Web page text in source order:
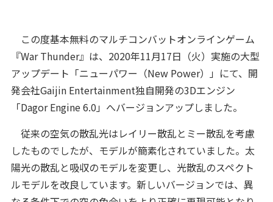
この度基本無料のマルチコンバットオンラインゲーム
『War Thunder』は、2020年11月17日（火）実施の大型
アップデート「ニューパワー（New Power）」にて、開
発会社Gaijin Entertainment独自開発の3Dエンジン
「Dagor Engine 6.0」へバージョンアップしました。
従来の空気の散乱光はレイリー散乱とミー散乱を考慮
したものでしたが、モデルが簡素化されていました。太
陽光の散乱と吸収のモデルを変更し、光散乱のスペクト
ルモデルを改良しています。新しいバージョンでは、異